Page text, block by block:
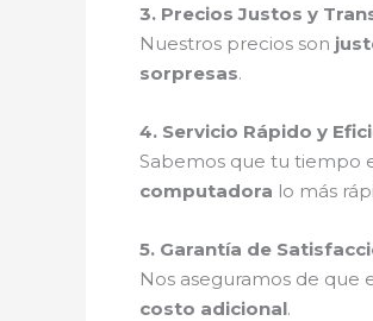
3. Precios Justos y
Nuestros precios son
sorpresas.
4. Servicio Rápido y
Sabemos que tu tiempo
computadora lo más
5. Garantía de
Nos aseguramos de
costo adicional.